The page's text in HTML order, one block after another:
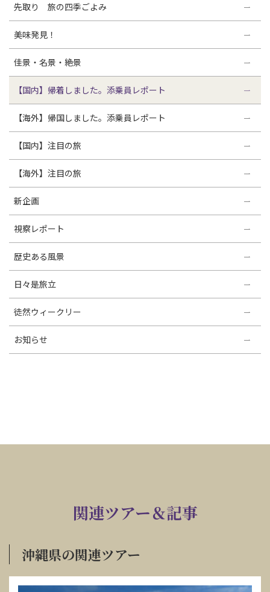
先取り 旅の四季ごよみ
美味発見！
佳景・名景・絶景
【国内】帰着しました。添乗員レポート
【海外】帰国しました。添乗員レポート
【国内】注目の旅
【海外】注目の旅
新企画
視察レポート
歴史ある風景
日々是旅立
徒然ウィークリー
お知らせ
関連ツアー＆記事
沖縄県の関連ツアー